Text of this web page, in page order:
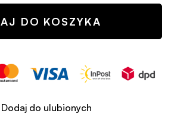
DO KOSZYKA
Dodaj do ulubionych